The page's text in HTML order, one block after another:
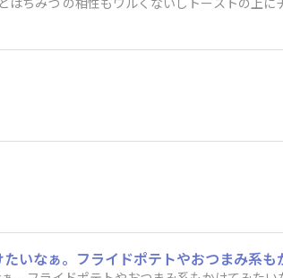
な…その2簡易的な味噌汁の中に！梅ダ！商品
かう、ドキドキ感もまろやかになるんじゃな
いなぁ。フライドポテトやおつまみ系